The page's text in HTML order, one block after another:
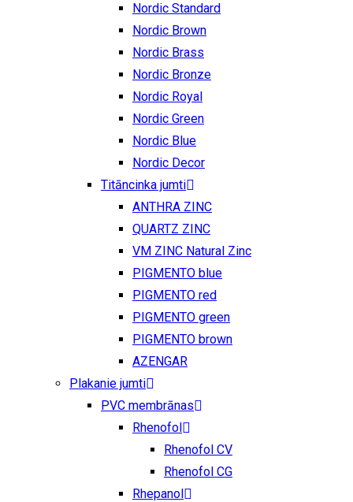
Nordic Standard
Nordic Brown
Nordic Brass
Nordic Bronze
Nordic Royal
Nordic Green
Nordic Blue
Nordic Decor
Titāncinka jumti
ANTHRA ZINC
QUARTZ ZINC
VM ZINC Natural Zinc
PIGMENTO blue
PIGMENTO red
PIGMENTO green
PIGMENTO brown
AZENGAR
Plakanie jumti
PVC membrānas
Rhenofol
Rhenofol CV
Rhenofol CG
Rhepanol